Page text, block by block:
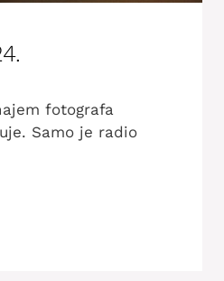
fotografa
Samo je radio